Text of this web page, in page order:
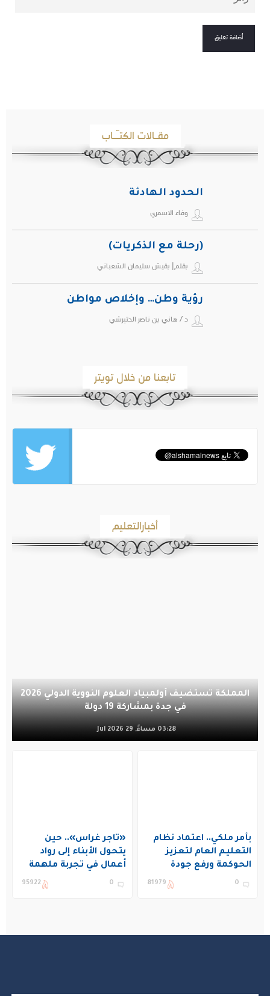
مقـالات الكتـّـاب
الحدود الهادئة
وفاء الاسمري
(رحلة مع الذكريات)
بقلم| بقيش سليمان الشعباني
رؤية وطن… وإخلاص مواطن
د / هاني بن ناصر الحتيرشي
تابعنا من خلال تويتر
أخبارالتعليم
المملكة تستضيف أولمبياد العلوم النووية الدولي 2026
في جدة بمشاركة 19 دولة
03:28 مساءً, 29 Jul 2026
بأمر ملكي.. اعتماد نظام
التعليم العام لتعزيز
الحوكمة ورفع جودة
التعليم في المملكة
0
81979
«تاجر غراس».. حين
يتحول الأبناء إلى رواد
أعمال في تجربة ملهمة
بنادي غراس الصيفي
0
95922